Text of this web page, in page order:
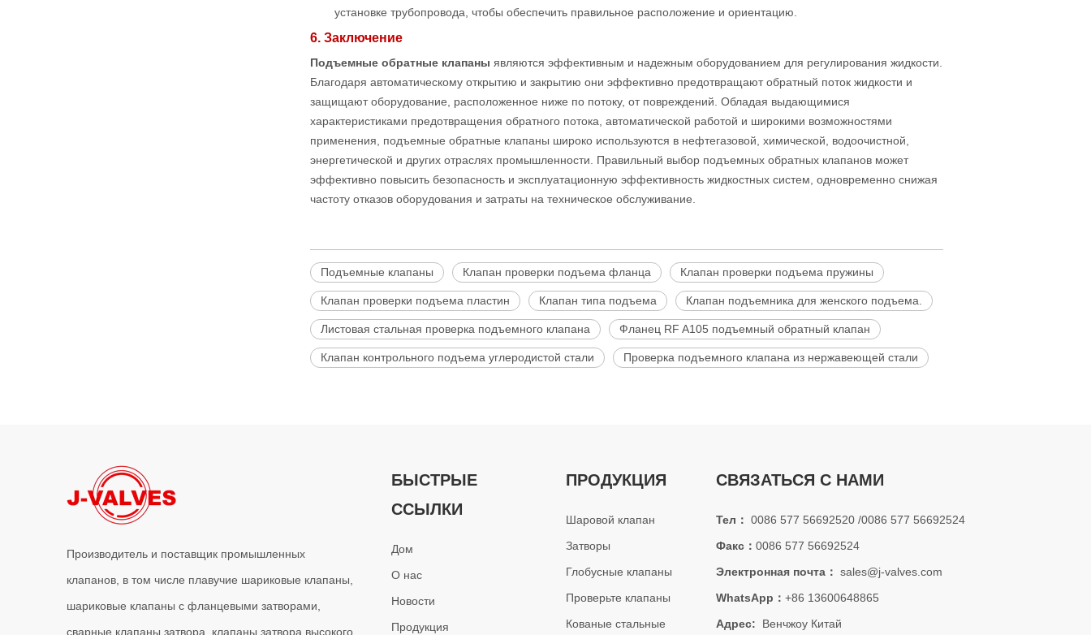
установке трубопровода, чтобы обеспечить правильное расположение и ориентацию.
6. Заключение
Подъемные обратные клапаны являются эффективным и надежным оборудованием для регулирования жидкости.
Благодаря автоматическому открытию и закрытию они эффективно предотвращают обратный поток жидкости и
защищают оборудование, расположенное ниже по потоку, от повреждений. Обладая выдающимися
характеристиками предотвращения обратного потока, автоматической работой и широкими возможностями
применения, подъемные обратные клапаны широко используются в нефтегазовой, химической, водоочистной,
энергетической и других отраслях промышленности. Правильный выбор подъемных обратных клапанов может
эффективно повысить безопасность и эксплуатационную эффективность жидкостных систем, одновременно снижая
частоту отказов оборудования и затраты на техническое обслуживание.
Подъемные клапаны Клапан проверки подъема фланца Клапан проверки подъема пружины
Клапан проверки подъема пластин Клапан типа подъема Клапан подъемника для женского подъема.
Листовая стальная проверка подъемного клапана Фланец RF A105 подъемный обратный клапан
Клапан контрольного подъема углеродистой стали Проверка подъемного клапана из нержавеющей стали
Производитель и поставщик промышленных
клапанов, в том числе плавучие шариковые клапаны,
шариковые клапаны с фланцевыми затворами,
сварные клапаны затвора, клапаны затвора высокого
БЫСТРЫЕ
ССЫЛКИ
Дом
О нас
Новости
Продукция
ПРОДУКЦИЯ
Шаровой клапан
Затворы
Глобусные клапаны
Проверьте клапаны
Кованые стальные
СВЯЗАТЬСЯ С НАМИ
Тел： 0086 577 56692520 /0086 577 56692524
Факс： 0086 577 56692524
Электронная почта： sales@j-valves.com
WhatsApp： +86 13600648865
Адрес: Венчжоу Китай